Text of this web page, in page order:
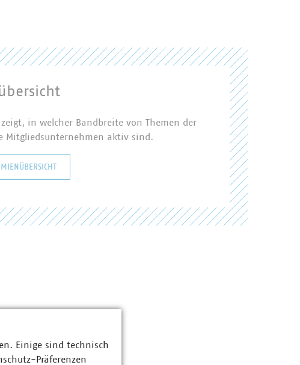
zeigt, in welcher Bandbreite von Themen der
Mitgliedsunternehmen aktiv sind.
Einige sind technisch
Präferenzen